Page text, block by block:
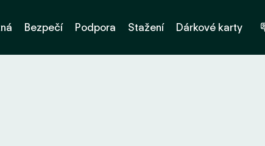
Bezpečí Podpora Stažení Dárkové karty